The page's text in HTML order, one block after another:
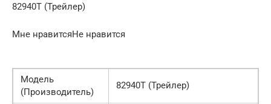
82940Т (Трейлер)
Мне нравитсяНе нравится
Модель
(Производитель)
82940Т (Трейлер)